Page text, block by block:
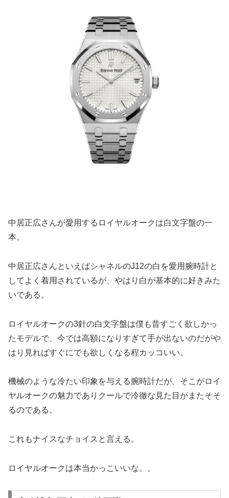
中居正広さんが愛用するロイヤルオークは白文字盤の一
本。
中居正広さんといえばシャネルのJ12の白を愛用腕時計と
してよく着用されているが、やはり白が基本的に好きみた
いである。
ロイヤルオークの3針の白文字盤は僕も昔すごく欲しかっ
たモデルで、今では高額になりすぎて手が出ないのだがや
はり見ればすぐにでも欲しくなる程カッコいい。
機械のような冷たい印象を与える腕時計だが、そこがロイ
ヤルオークの魅力でありクールで冷徹な見た目がまたそそ
るのである。
これもナイスなチョイスと言える。
ロイヤルオークは本当かっこいいな。。